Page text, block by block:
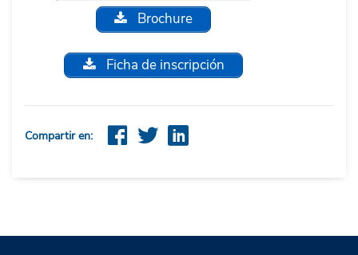
Brochure
Ficha de inscripción
Compartir en: